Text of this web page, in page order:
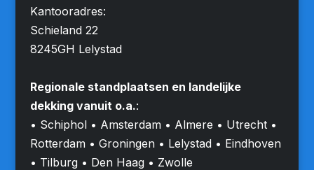
Kantooradres:
Schieland 22
8245GH Lelystad
Regionale standplaatsen en landelijke
dekking vanuit o.a.:
• Schiphol • Amsterdam • Almere • Utrecht •
Rotterdam • Groningen • Lelystad • Eindhoven
• Tilburg • Den Haag • Zwolle